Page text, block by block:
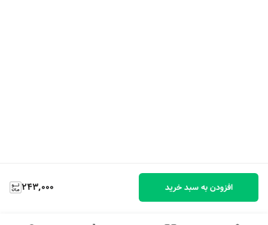
243,000 افزودن به سبد خرید